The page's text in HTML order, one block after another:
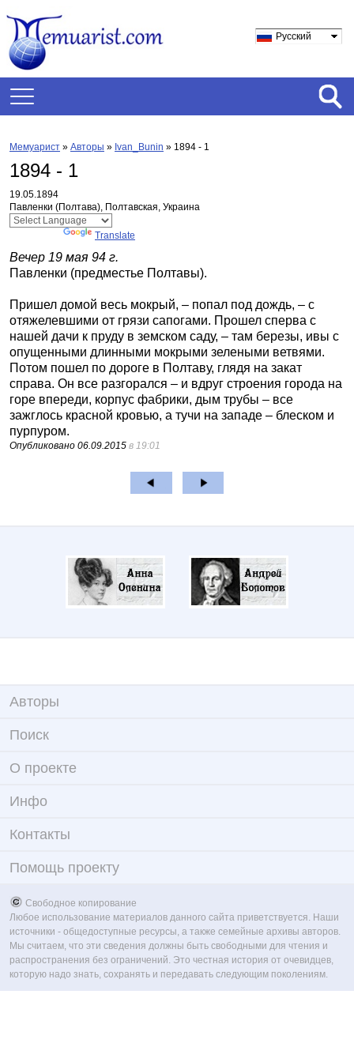
Русский
Мемуарист » Авторы » Ivan_Bunin » 1894 - 1
1894 - 1
19.05.1894
Павленки (Полтава), Полтавская, Украина
Translate
Вечер 19 мая 94 г.
Павленки (предместье Полтавы).
Пришел домой весь мокрый, – попал под дождь, – с
отяжелевшими от грязи сапогами. Прошел сперва с
нашей дачи к пруду в земском саду, – там березы, ивы с
опущенными длинными мокрыми зелеными ветвями.
Потом пошел по дороге в Полтаву, глядя на закат
справа. Он все разгорался – и вдруг строения города на
горе впереди, корпус фабрики, дым трубы – все
зажглось красной кровью, а тучи на западе – блеском и
пурпуром.
Опубликовано 06.09.2015 в 19:01
Авторы
Поиск
О проекте
Инфо
Контакты
Помощь проекту
Свободное копирование
Любое использование материалов данного сайта приветствуется. Наши
источники - общедоступные ресурсы, а также семейные архивы авторов.
Мы считаем, что эти сведения должны быть свободными для чтения и
распространения без ограничений. Это честная история от очевидцев,
которую надо знать, сохранять и передавать следующим поколениям.